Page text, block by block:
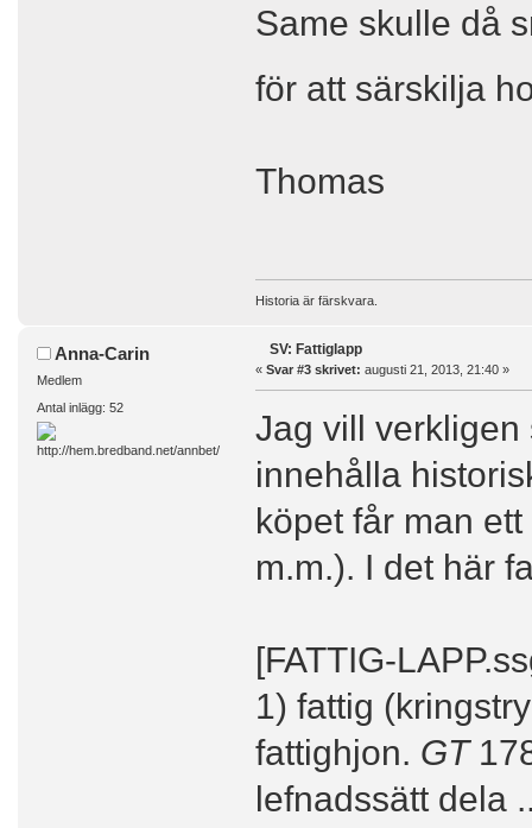
Same skulle då
för att särskilja
Thomas
Historia är färskvara.
Anna-Carin
Medlem
Antal inlägg: 52
SV: Fattiglapp
« Svar #3 skrivet: augusti 21, 2013, 21:40 »
Jag vill
innehålla
köpet får man
m.m.). I det här
[FATTIG-
1) fattig
fattighjon. GT
lefnadssätt dela